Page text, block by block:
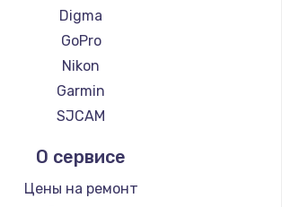
Замена платы сенсора
900 руб.
Заказать
режимов конфорки
Digma
GoPro
Nikon
Garmin
SJCAM
О сервисе
Цены на ремонт